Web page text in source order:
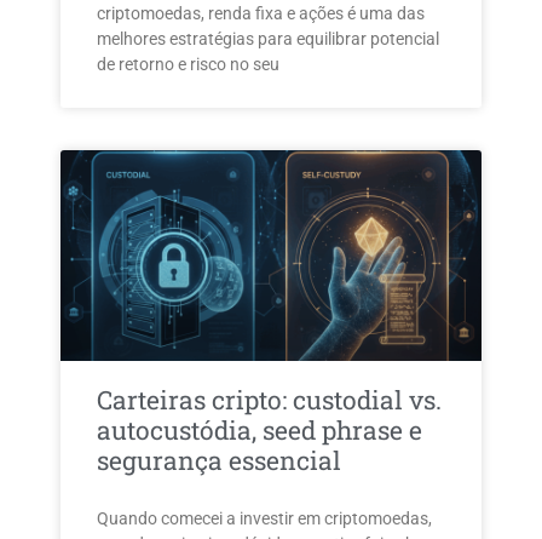
criptomoedas, renda fixa e ações é uma das
melhores estratégias para equilibrar potencial
de retorno e risco no seu
Carteiras cripto: custodial vs.
autocustódia, seed phrase e
segurança essencial
Quando comecei a investir em criptomoedas,